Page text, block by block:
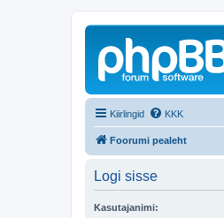
Kiirlingid KKK
Foorumi pealeht
Logi sisse
Kasutajanimi: